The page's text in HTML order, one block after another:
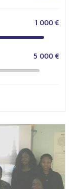
1 000 €
5 000 €